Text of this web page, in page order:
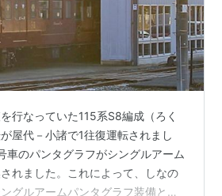
行なっていた115系S8編成（ろく
屋代－小諸で1往復運転されまし
車のパンタグラフがシングルアーム
れました。これによって、しなの
グルアームパンタグラフ装備とな